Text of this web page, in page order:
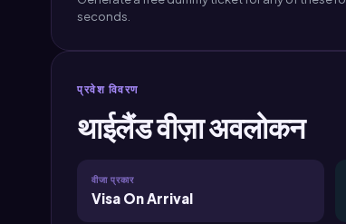
seconds.
प्रवेश विवरण
थाईलैंड वीज़ा अवलोकन
वीजा प्रकार
Visa On Arrival